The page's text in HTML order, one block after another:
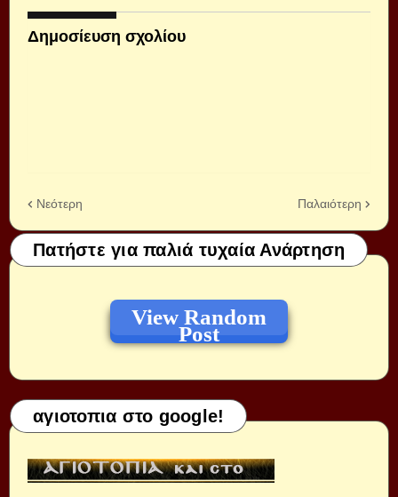
Δημοσίευση σχολίου
Νεότερη Παλαιότερη
Πατήστε για παλιά τυχαία Ανάρτηση
View Random
Post
αγιοτοπια στο google!